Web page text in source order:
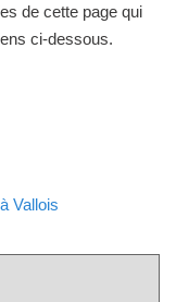
de cette page qui
ci-dessous.
Vallois